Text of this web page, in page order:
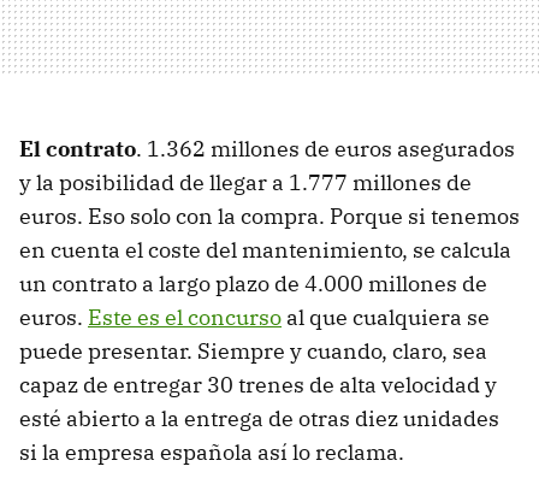
El contrato. 1.362 millones de euros asegurados
y la posibilidad de llegar a 1.777 millones de
euros. Eso solo con la compra. Porque si tenemos
en cuenta el coste del mantenimiento, se calcula
un contrato a largo plazo de 4.000 millones de
euros. Este es el concurso al que cualquiera se
puede presentar. Siempre y cuando, claro, sea
capaz de entregar 30 trenes de alta velocidad y
esté abierto a la entrega de otras diez unidades
si la empresa española así lo reclama.